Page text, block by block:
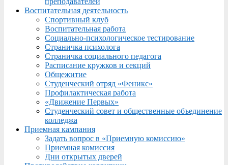
Воспитательная деятельность
Спортивный клуб
Воспитательная работа
Социально-психологическое тестирование
Страничка психолога
Страничка социального педагога
Расписание кружков и секций
Общежитие
Студенческий отряд «Феникс»
Профилактическая работа
«Движение Первых»
Студенческий совет и общественные объединение
колледжа
Приемная кампания
Задать вопрос в «Приемную комиссию»
Приемная комиссия
Дни открытых дверей